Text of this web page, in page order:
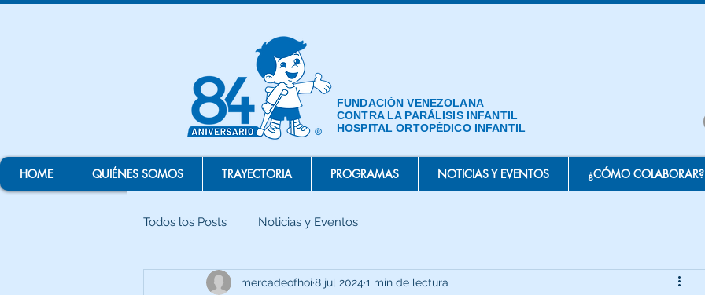
FUNDACIÓN VENEZOLANA
CONTRA LA PARÁLISIS INFANTIL
HOSPITAL ORTOPÉDICO INFANTIL
HOME QUIÉNES SOMOS TRAYECTORIA PROGRAMAS NOTICIAS Y EVENTOS ¿CÓMO COLABORAR?
Todos los Posts Noticias y Eventos
mercadeofhoi 8 jul 2024 1 min de lectura